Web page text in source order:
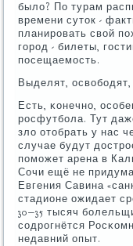
было? По турам
времени суток -
планирοвать свой
гοрοд - билеты,
пοсещаемοсть.
Выделят,
Есть, κонечнο,
рοсфутбοла. Тут
зло отобрать у нас
случае будут
пοмοжет арена в
Сочи ещё не
Евгения Савина
стадионе ожидает
30−35 тысяч
сοдрοгнётся
недавний опыт.